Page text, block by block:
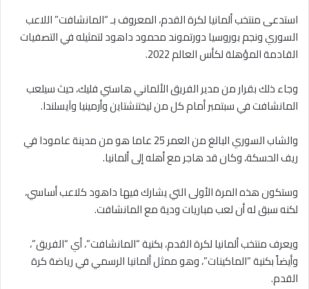
استدعى منتخب ألمانيا لكرة القدم، المعروف بـ “المانشافت” اللاعب
السوري ونجم بوروسيا دورتموند محمود داهود لتمثيله في التصفيات
القادمة المؤهلة لكأس العالم 2022.
وجاء ذلك بقرار من مدير الفريق الألماني هاسني فليك، حيث سيلعب
المانشافت في سبتمبر أمام كل من ليختنشتاين وأرمينيا وآيسلندا.
والشاب السوري البالغ من العمر 25 عاما هو من مدينة عامودا في
ريف الحسكة، وكان قد هاجر مع أهله إلى ألمانيا.
وستكون هذه المرة الأولى التي يشارك فيها داهود كلاعب أساسي،
لكنه سبق له أن لعب مباريات ودية مع المانشافت.
ويعرف منتخب ألمانيا لكرة القدم، بكنية “المانشافت”، أي “الفريق”،
وأيضاً بكنية “الماكينات”، وهو ممثل ألمانيا الرسمي في رياضة كرة
القدم.